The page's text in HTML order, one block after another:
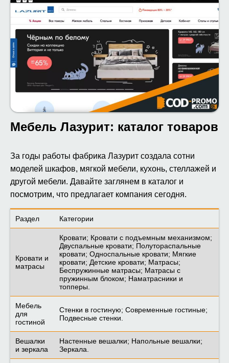
Мебель Лазурит: каталог товаров
За годы работы фабрика Лазурит создала сотни
моделей шкафов, мягкой мебели, кухонь, стеллажей и
другой мебели. Давайте заглянем в каталог и
посмотрим, что предлагает компания сегодня.
Раздел Категории
Кровати и
матрасы
Кровати; Кровати с подъемным механизмом;
Двуспальные кровати; Полутораспальные
кровати; Односпальные кровати; Мягкие
кровати; Детские кровати; Матрасы;
Беспружинные матрасы; Матрасы с
пружинным блоком; Наматрасники и
топперы.
Мебель
для
гостиной
Стенки в гостиную; Современные гостиные;
Подвесные стенки.
Вешалки
и зеркала
Настенные вешалки; Напольные вешалки;
Зеркала.